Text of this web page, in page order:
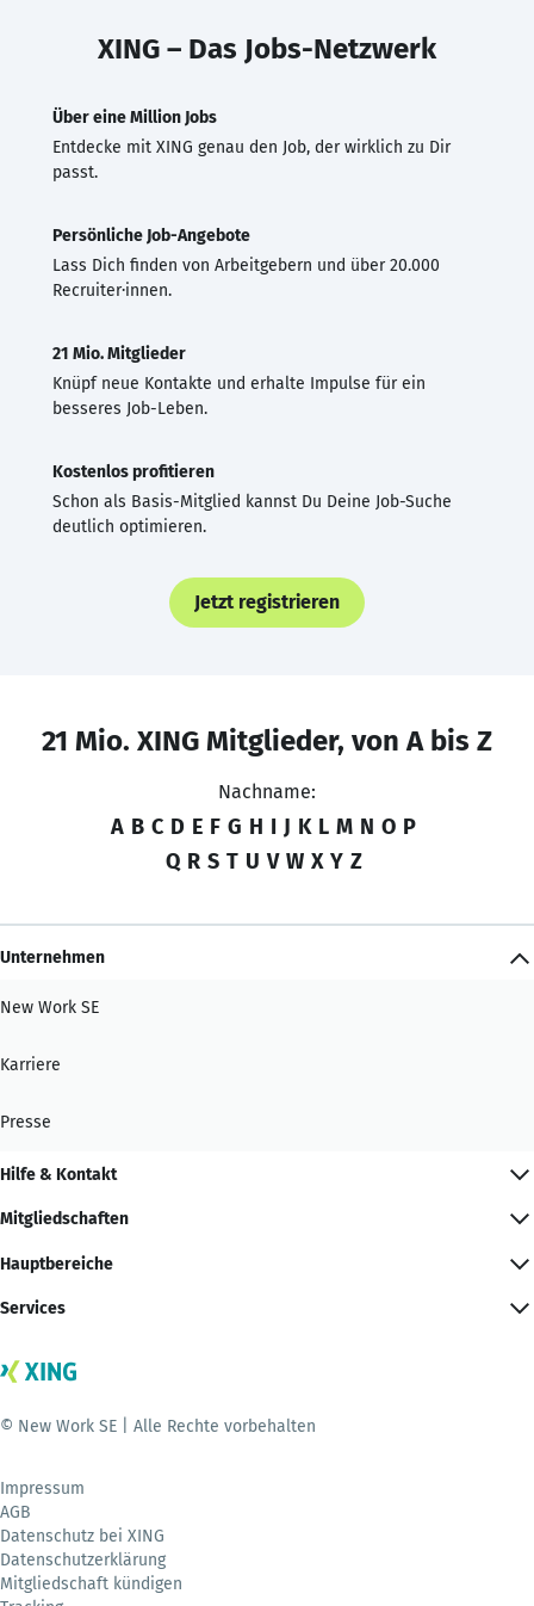
XING – Das Jobs-Netzwerk
Über eine Million Jobs
Entdecke mit XING genau den Job, der wirklich zu Dir
passt.
Persönliche Job-Angebote
Lass Dich finden von Arbeitgebern und über 20.000
Recruiter·innen.
21 Mio. Mitglieder
Knüpf neue Kontakte und erhalte Impulse für ein
besseres Job-Leben.
Kostenlos profitieren
Schon als Basis-Mitglied kannst Du Deine Job-Suche
deutlich optimieren.
Jetzt registrieren
21 Mio. XING Mitglieder, von A bis Z
Nachname:
A B C D E F G H I J K L M N O P
Q R S T U V W X Y Z
Unternehmen
New Work SE
Karriere
Presse
Hilfe & Kontakt
Mitgliedschaften
Hauptbereiche
Services
© New Work SE | Alle Rechte vorbehalten
Impressum
AGB
Datenschutz bei XING
Datenschutzerklärung
Mitgliedschaft kündigen